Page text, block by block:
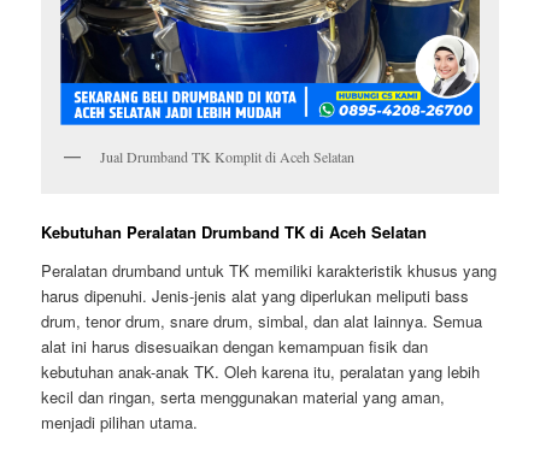
Jual Drumband TK Komplit di Aceh Selatan
Kebutuhan Peralatan Drumband TK di Aceh Selatan
Peralatan drumband untuk TK memiliki karakteristik khusus yang
harus dipenuhi. Jenis-jenis alat yang diperlukan meliputi bass
drum, tenor drum, snare drum, simbal, dan alat lainnya. Semua
alat ini harus disesuaikan dengan kemampuan fisik dan
kebutuhan anak-anak TK. Oleh karena itu, peralatan yang lebih
kecil dan ringan, serta menggunakan material yang aman,
menjadi pilihan utama.